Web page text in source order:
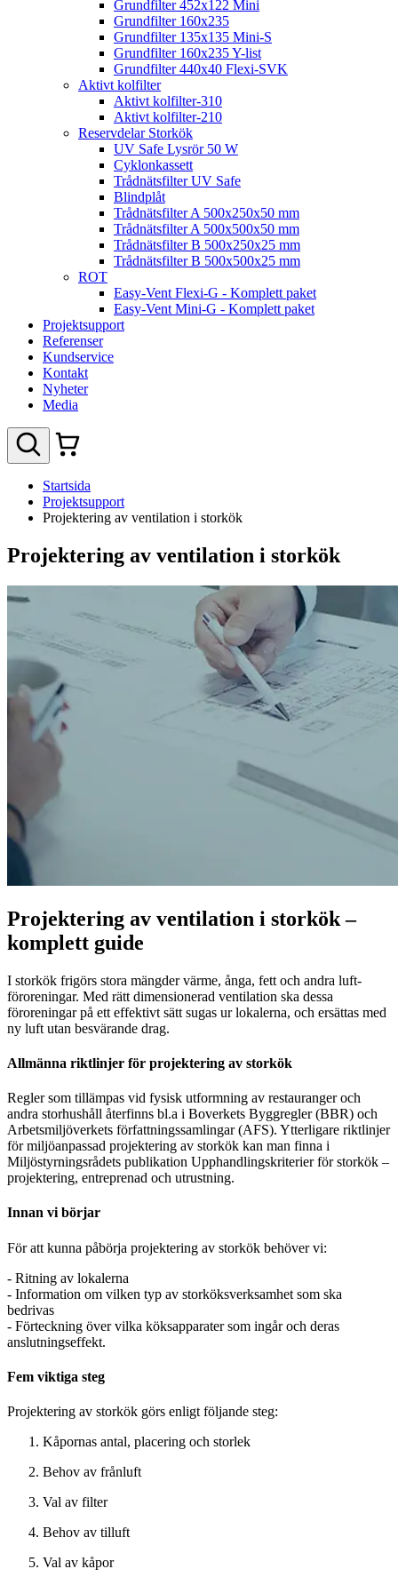
Grundfilter 452x122 Mini
Grundfilter 160x235
Grundfilter 135x135 Mini-S
Grundfilter 160x235 Y-list
Grundfilter 440x40 Flexi-SVK
Aktivt kolfilter
Aktivt kolfilter-310
Aktivt kolfilter-210
Reservdelar Storkök
UV Safe Lysrör 50 W
Cyklonkassett
Trådnätsfilter UV Safe
Blindplåt
Trådnätsfilter A 500x250x50 mm
Trådnätsfilter A 500x500x50 mm
Trådnätsfilter B 500x250x25 mm
Trådnätsfilter B 500x500x25 mm
ROT
Easy-Vent Flexi-G - Komplett paket
Easy-Vent Mini-G - Komplett paket
Projektsupport
Referenser
Kundservice
Kontakt
Nyheter
Media
Startsida
Projektsupport
Projektering av ventilation i storkök
Projektering av ventilation i storkök
Projektering av ventilation i storkök –
komplett guide
I storkök frigörs stora mängder värme, ånga, fett och andra luft­
föroreningar. Med rätt dimensionerad ventilation ska dessa
föroreningar på ett effektivt sätt sugas ur lokalerna, och ersättas med
ny luft utan besvärande drag.
Allmänna riktlinjer för projektering av storkök
Regler som tillämpas vid fysisk utformning av restauranger och
andra storhushåll återfinns bl.a i Boverkets Byggregler (BBR) och
Arbetsmiljöverkets författningssamlingar (AFS). Ytterligare riktlinjer
för miljöanpassad projektering av storkök kan man finna i
Miljöstyrningsrådets publikation Upphandlingskriterier för storkök –
projektering, entreprenad och utrustning.
Innan vi börjar
För att kunna påbörja projektering av storkök behöver vi:
- Ritning av lokalerna
- Information om vilken typ av storköksverksamhet som ska
bedrivas
- Förteckning över vilka köksapparater som ingår och deras
anslutningseffekt.
Fem viktiga steg
Projektering av storkök görs enligt följande steg:
Kåpornas antal, placering och storlek
Behov av frånluft
Val av filter
Behov av tilluft
Val av kåpor